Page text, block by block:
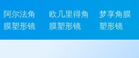
阿尔法角
膜塑形镜
欧几里得角
膜塑形镜
梦享角膜
塑形镜